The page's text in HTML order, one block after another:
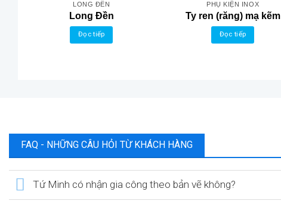
LONG ĐỀN
Long Đền
Đọc tiếp
PHỤ KIỆN INOX
Ty ren (răng) mạ kẽm
Đọc tiếp
FAQ - NHỮNG CÂU HỎI TỪ KHÁCH HÀNG
Tứ Minh có nhận gia công theo bản vẽ không?